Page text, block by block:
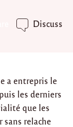
Discuss
a entrepris le
les derniers
que les
relache